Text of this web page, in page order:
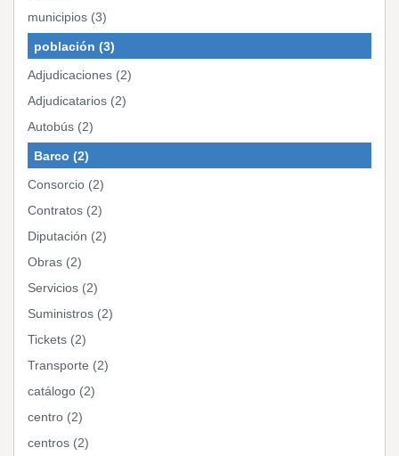
municipios (3)
población (3)
Adjudicaciones (2)
Adjudicatarios (2)
Autobús (2)
Barco (2)
Consorcio (2)
Contratos (2)
Diputación (2)
Obras (2)
Servicios (2)
Suministros (2)
Tickets (2)
Transporte (2)
catálogo (2)
centro (2)
centros (2)